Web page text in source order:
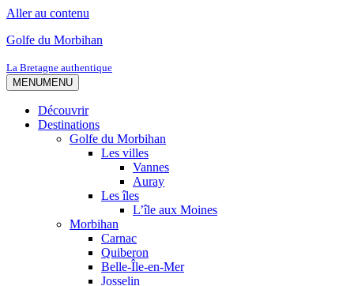
Aller au contenu
Golfe du Morbihan
La Bretagne authentique
MENUMENU
Découvrir
Destinations
Golfe du Morbihan
Les villes
Vannes
Auray
Les îles
L’île aux Moines
Morbihan
Carnac
Quiberon
Belle-Île-en-Mer
Josselin